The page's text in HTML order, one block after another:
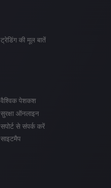
ट्रेडिंग की मूल बातें
वैश्विक पेशकश
सुरक्षा ऑनलाइन
सपोर्ट से संपर्क करें
साइटमैप